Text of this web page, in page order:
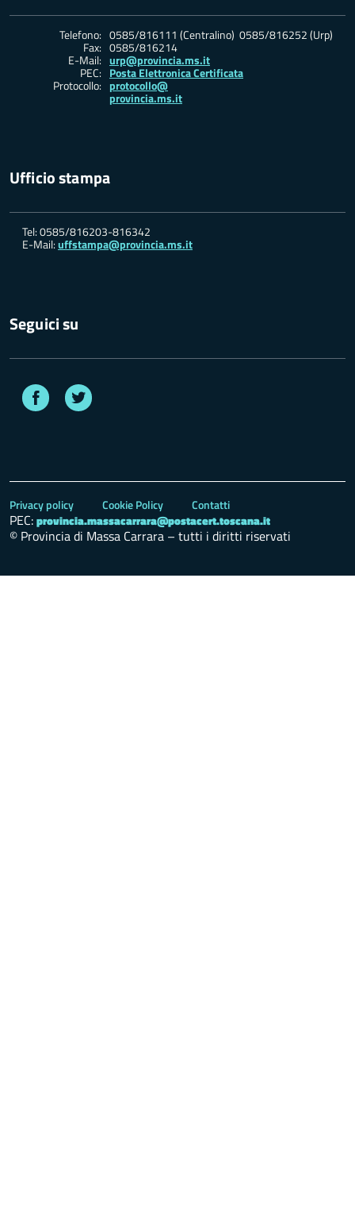
Telefono: 0585/816111 (Centralino) 0585/816252 (Urp)
Fax: 0585/816214
E-Mail: urp@provincia.ms.it
PEC: Posta Elettronica Certificata
Protocollo: protocollo@
provincia.ms.it
Ufficio stampa
Tel: 0585/816203-816342
E-Mail:uffstampa@provincia.ms.it
Seguici su
Facebook
Privacy policy Cookie Policy Contatti
PEC:provincia.massacarrara@postacert.toscana.it
© Provincia di Massa Carrara – tutti i diritti riservati